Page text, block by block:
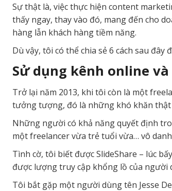
Sự thật là, việc thực hiện content
thấy ngay, thay vào đó, mang đến cho
hàng lẫn khách hàng tiềm năng.
Dù vậy, tôi có thể chia sẻ 6 cách sau
Sử dụng kênh online
Trở lại năm 2013, khi tôi còn là một
tưởng tượng, đó là những khó khăn
Những người có khả năng quyết định
một freelancer vừa trẻ tuổi vừa… vô
Tình cờ, tôi biết được SlideShare – lúc
được lượng truy cập khổng lồ của người
Tôi bắt gặp một người dùng tên Jesse